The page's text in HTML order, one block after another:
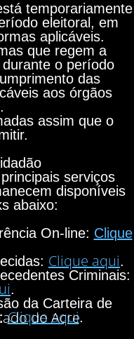
temporariamente
eleitoral, em
aplicáveis.
que regem a
o período
das
aos órgãos
assim que o
serviços
disponíveis
abaixo:
On-line: Clique
Clique aqui.
Criminais:
.
da Carteira de
Clique aqui.
do Acre